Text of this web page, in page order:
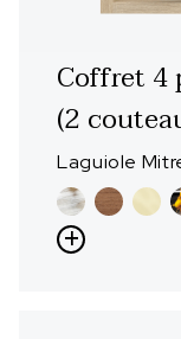
Coffret 4
(2
Laguiole